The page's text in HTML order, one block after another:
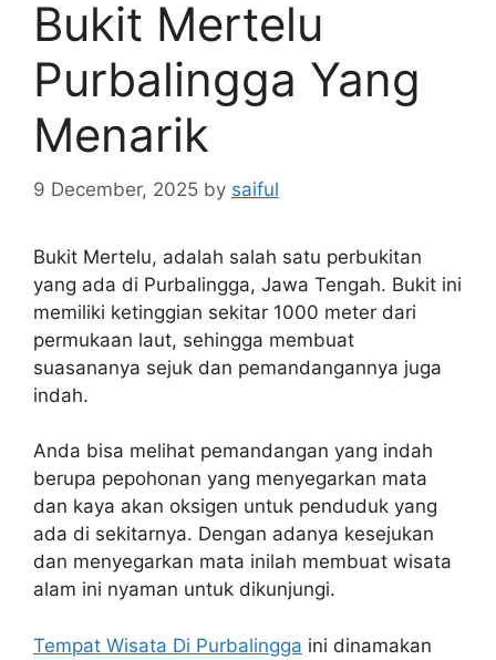
Bukit Mertelu
Purbalingga Yang
Menarik
9 December, 2025 by saiful
Bukit Mertelu, adalah salah satu perbukitan
yang ada di Purbalingga, Jawa Tengah. Bukit ini
memiliki ketinggian sekitar 1000 meter dari
permukaan laut, sehingga membuat
suasananya sejuk dan pemandangannya juga
indah.
Anda bisa melihat pemandangan yang indah
berupa pepohonan yang menyegarkan mata
dan kaya akan oksigen untuk penduduk yang
ada di sekitarnya. Dengan adanya kesejukan
dan menyegarkan mata inilah membuat wisata
alam ini nyaman untuk dikunjungi.
Tempat Wisata Di Purbalingga ini dinamakan